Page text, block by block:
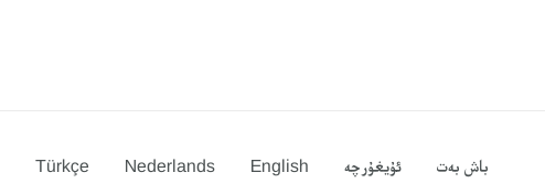
باش بەت ئۇيغۇرچە English
Nederlands
Türkçe